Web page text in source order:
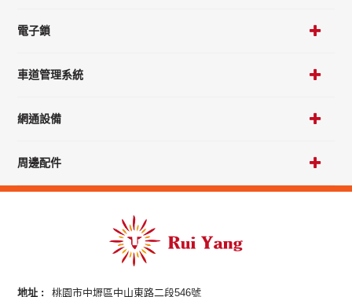
電子鎖
車道管理系統
網通設備
周邊配件
地址 : 桃園市中壢區中山東路二段546號